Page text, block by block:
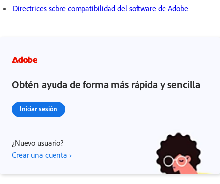
Directrices sobre compatibilidad del software de Adobe
Obtén ayuda de forma más rápida y sencilla
Iniciar sesión
¿Nuevo usuario?
Crear una cuenta ›